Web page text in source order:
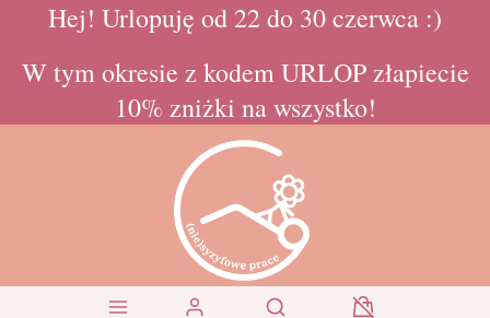
Hej! Urlopuję od 22 do 30 czerwca :)
W tym okresie z kodem URLOP złapiecie
10% zniżki na wszystko!
Otwórz wyszukiwarkę
Koszyk